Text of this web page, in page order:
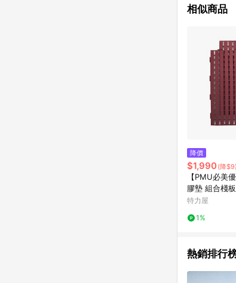
相似商品
降價
$1,990(降$9)
【PMU必美
膠墊 組合棧
(免費運送至1
特力屋
1%
熱銷排行